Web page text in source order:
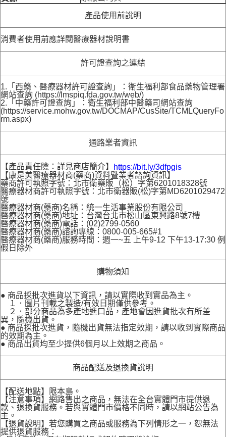
產品使用前說明
消費者使用前應詳閱醫療器材說明書
許可證查詢之連結
1.「西藥、醫療器材許可證查詢」：衛生福利部食品藥物管理署
網站查詢 (https://lmspiq.fda.gov.tw/web/)
2.「中藥許可證查詢」：衛生福利部中醫藥司網站查詢
(https://service.mohw.gov.tw/DOCMAP/CusSite/TCMLQueryFo
rm.aspx)
通路業者資訊
【產品責任險：詳見商店簡介】
https://bit.ly/3dfpgis
【康是美醫療器材商(藥商)資料暨業者諮詢資訊】
藥商許可執照字號：北市衛藥販（松）字第6201018328號
醫療器材商許可執照字號：北市衛器販(松)字第MD6201029472
號
醫療器材商(藥商)名稱：統一生活事業股份有限公司
醫療器材商(藥商)地址：台灣台北市松山區東興路8號7樓
醫療器材商(藥商)電話：(02)2799-0560
醫療器材商(藥商)諮詢專線：0800-005-665#1
醫療器材商(藥商)服務時間：週一~五 上午9-12 下午13-17:30 例
假日除外
購物須知
● 商品採批次進貨以下資訊，請以實際收到實品為主。
１．圖片刊載之製造/有效日期僅供參考。
２．部分商品為多產地進口品，產地會因進貨批次有所差
異，隨機出貨。
● 商品採批次進貨，隨機出貨無法指定效期，請以收到實際商品
的效期為主。
● 商品出貨均至少提供6個月以上效期之商品。
商品配送及退換貨說明
【配送地點】限本島。
【注意事項】網路售出之商品，無法在全台實體門市提供退
款、退換貨服務。若與實體門市價格不同時，請以網站公告為
主。
【退貨說明】若您購買之商品或服務為下列情形之一，恕無法
提供退貨服務：